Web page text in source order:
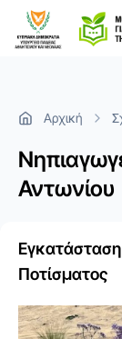
Αρχική
Αντωνίου
Ποτίσματος